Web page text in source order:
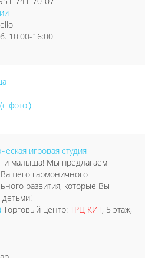
10:00-16:00
фото!)
игровая студия
и малыша! Мы предлагаем
гармоничного
развития, которые Вы
Торговый центр: ТРЦ КИТ, 5 этаж,